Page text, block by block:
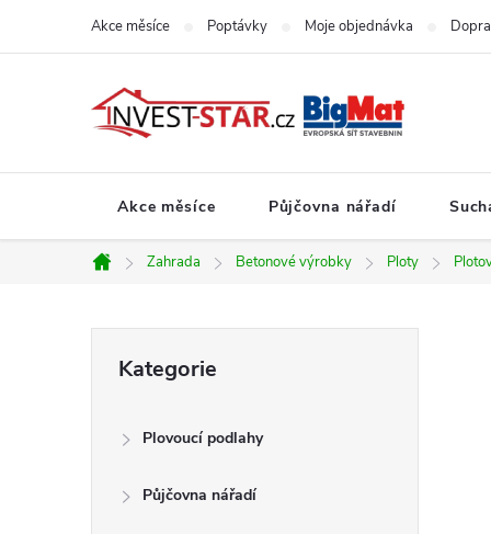
Akce měsíce Poptávky Moje objednávka
Akce měsíce Půjčovna nářadí
Domů
Zahrada Betonové výrobky Ploty
kategorie
Kategorie
Plovoucí podlahy
Půjčovna nářadí